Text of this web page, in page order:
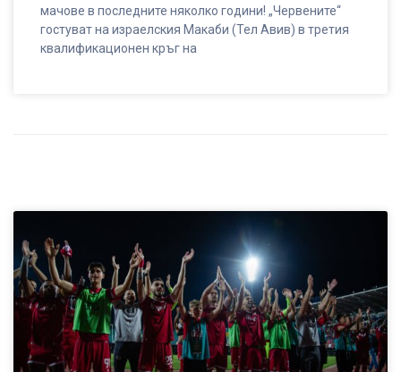
мачове в последните няколко години! „Червените“
гостуват на израелския Макаби (Тел Авив) в третия
квалификационен кръг на